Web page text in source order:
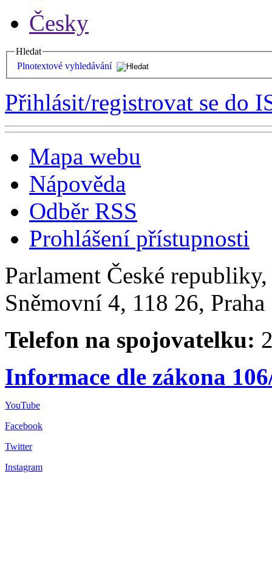
Česky
Hledat
Plnotextové vyhledávání
Přihlásit/registrovat se do
Mapa webu
Nápověda
Odběr RSS
Prohlášení přístupnosti
Parlament České
Sněmovní 4, 118 26,
Telefon na spojovatelku:
Informace dle zákona
YouTube
Facebook
Twitter
Instagram